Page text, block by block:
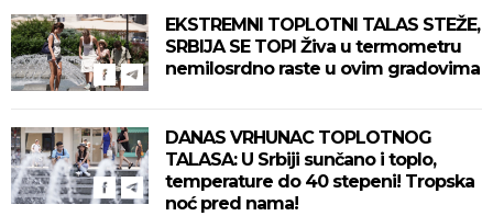
EKSTREMNI TOPLOTNI TALAS STEŽE,
SRBIJA SE TOPI Živa u termometru
nemilosrdno raste u ovim gradovima
DANAS VRHUNAC TOPLOTNOG
TALASA: U Srbiji sunčano i toplo,
temperature do 40 stepeni! Tropska
noć pred nama!